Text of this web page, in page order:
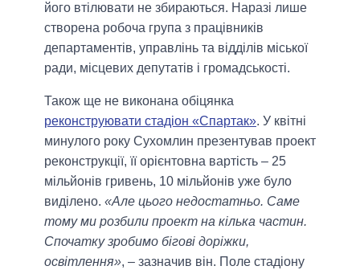
його втілювати не збираються. Наразі лише
створена робоча група з працівників
департаментів, управлінь та відділів міської
ради, місцевих депутатів і громадськості.
Також ще не виконана обіцянка
реконструювати стадіон «Спартак». У квітні
минулого року Сухомлин презентував проект
реконструкції, її орієнтовна вартість – 25
мільйонів гривень, 10 мільйонів уже було
виділено. «Але цього недостатньо. Саме
тому ми розбили проект на кілька частин.
Спочатку зробимо бігові доріжки,
освітлення», – зазначив він. Поле стадіону